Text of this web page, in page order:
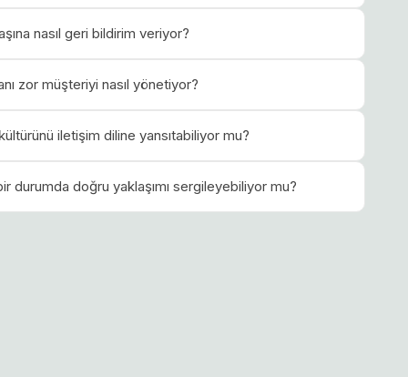
nasıl geri bildirim veriyor?
zor müşteriyi nasıl yönetiyor?
iletişim diline yansıtabiliyor mu?
durumda doğru yaklaşımı sergileyebiliyor mu?